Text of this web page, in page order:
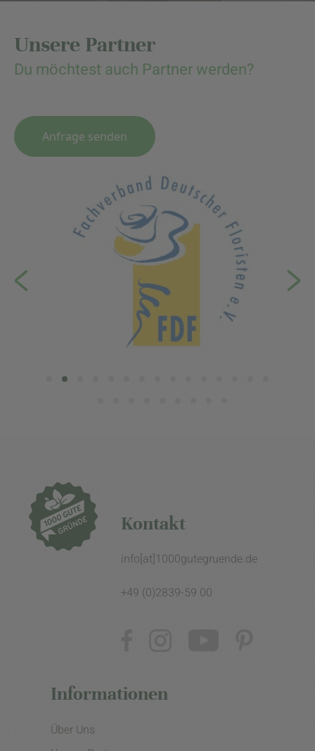
Unsere Partner
Du möchtest auch Partner werden?
Anfrage senden
Kontakt
info[at]1000gutegruende.de
+49 (0)2839-59 00
Informationen
Über Uns